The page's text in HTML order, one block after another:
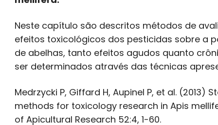
Neste capítulo são descritos métodos de
efeitos toxicológicos dos pesticidas sobre a
de abelhas, tanto efeitos agudos quanto
ser determinados através das técnicas
Medrzycki P, Giffard H, Aupinel P, et al. (2013)
methods for toxicology research in Apis
of Apicultural Research 52:4, 1-60.